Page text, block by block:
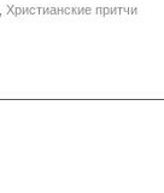
Христианские притчи